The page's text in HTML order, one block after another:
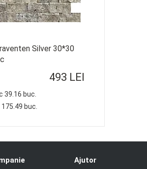
Silver 30*30
493 LEI
39.16 buc.
buc.
Ajutor